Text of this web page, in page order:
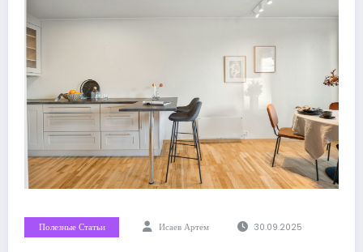
Полезные Статьи Исаев Артем 30.09.2025